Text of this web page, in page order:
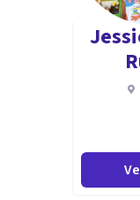
Servicios:
Terapia
-
-
-